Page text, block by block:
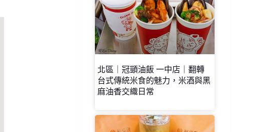
北區｜冠顗油飯 一中店｜翻轉
台式傳統米食的魅力，米酒與黑
麻油香交織日常